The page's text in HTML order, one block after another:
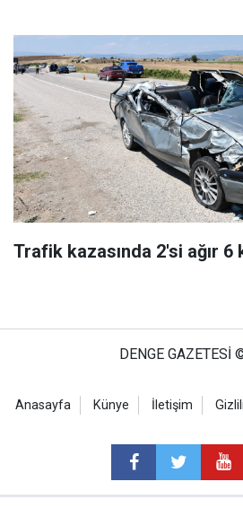
Trafik kazasında 2'si ağır 6
DENGE GAZETESİ
Anasayfa Künye İletişim